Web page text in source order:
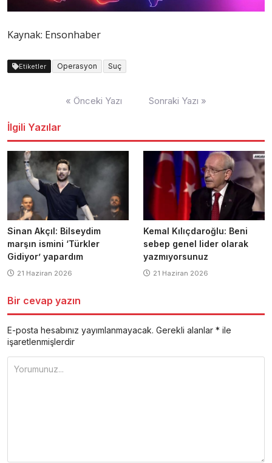
Kaynak: Ensonhaber
Etiketler Operasyon Suç
« Önceki Yazı Sonraki Yazı »
İlgili Yazılar
Sinan Akçıl: Bilseydim
marşın ismini ‘Türkler
Gidiyor’ yapardım
21 Haziran 2026
Kemal Kılıçdaroğlu: Beni
sebep genel lider olarak
yazmıyorsunuz
21 Haziran 2026
Bir cevap yazın
E-posta hesabınız yayımlanmayacak. Gerekli alanlar * ile
işaretlenmişlerdir